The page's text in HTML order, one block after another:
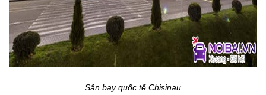
Sân bay quốc tế Chisinau